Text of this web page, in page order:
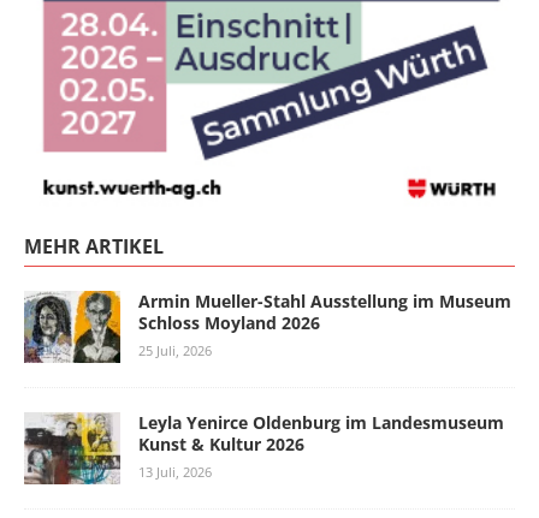
MEHR ARTIKEL
Armin Mueller-Stahl Ausstellung im Museum
Schloss Moyland 2026
25 Juli, 2026
Leyla Yenirce Oldenburg im Landesmuseum
Kunst & Kultur 2026
13 Juli, 2026